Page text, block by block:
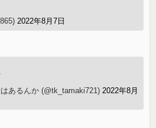
2022年8月7日
あるんか (@tk_tamaki721)2022年8月